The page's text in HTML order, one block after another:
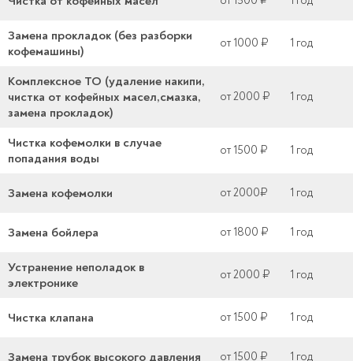
Замена прокладок (без разборки
кофемашины)
от 1000 ₽ 1 год
Комплексное ТО (удаление накипи,
чистка от кофейных масел,смазка,
замена прокладок)
от 2000 ₽ 1 год
Чистка кофемолки в случае
попадания воды
от 1500 ₽ 1 год
Замена кофемолки от 2000₽ 1 год
Замена бойлера от 1800 ₽ 1 год
Устранение неполадок в
электронике
от 2000 ₽ 1 год
Чистка клапана от 1500 ₽ 1 год
Замена трубок высокого давления от 1500 ₽ 1 год